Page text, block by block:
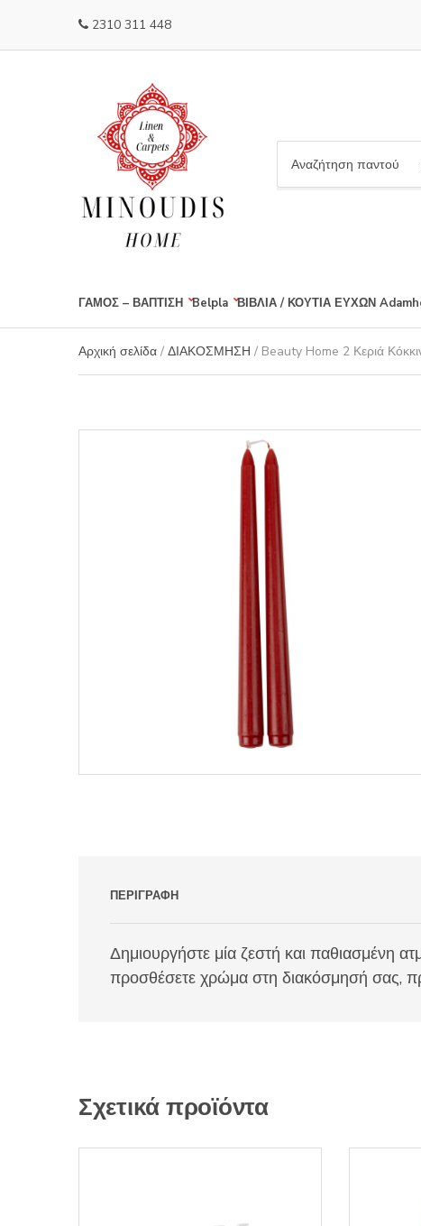
2310 311 448
a
y
n
a
m
ΓΑΜΟΣ – ΒΑΠΤΙΣΗ Belpla ΒΙΒΛΙΑ / ΚΟΥΤΙΑ ΕΥΧΩΝ
Αρχική σελίδα / ΔΙΑΚΟΣΜΗΣΗ / Beauty Home 2 Κεριά
ΠΕΡΙΓΡΑΦΉ
Δημιουργήστε μία ζεστή και παθιασμένη
προσθέσετε χρώμα στη διακόσμησή σας,
Σχετικά προϊόντα